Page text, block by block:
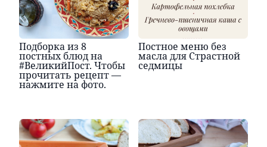
Подборка из 8
постных блюд на
#ВеликийПост. Чтобы
прочитать рецепт —
нажмите на фото.
Постное меню без
масла для Страстной
седмицы